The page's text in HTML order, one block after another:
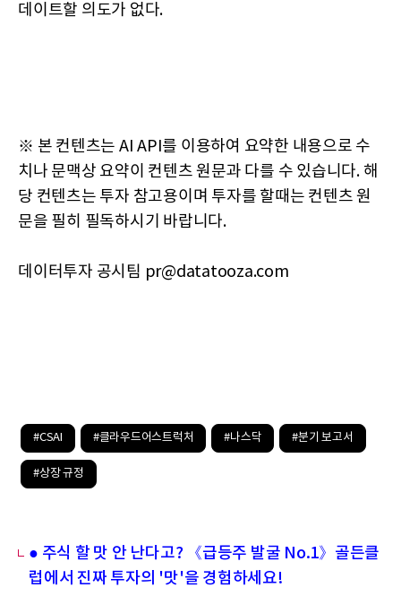
데이트할 의도가 없다.
※ 본 컨텐츠는 AI API를 이용하여 요약한 내용으로 수
치나 문맥상 요약이 컨텐츠 원문과 다를 수 있습니다. 해
당 컨텐츠는 투자 참고용이며 투자를 할때는 컨텐츠 원
문을 필히 필독하시기 바랍니다.
데이터투자 공시팀 pr@datatooza.com
#CSAI #클라우드어스트럭처 #나스닥 #분기 보고서
#상장 규정
● 주식 할 맛 안 난다고? 《급등주 발굴 No.1》골든클
럽에서 진짜 투자의 '맛'을 경험하세요!